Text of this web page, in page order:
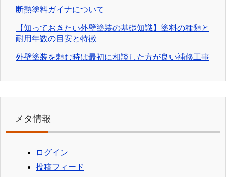
断熱塗料ガイナについて
【知っておきたい外壁塗装の基礎知識】塗料の種類と
耐用年数の目安と特徴
外壁塗装を頼む時は最初に相談した方が良い補修工事
メタ情報
ログイン
投稿フィード